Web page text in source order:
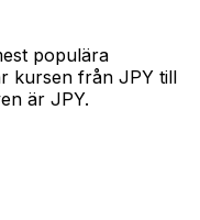
populära
kursen från JPY till
är JPY.